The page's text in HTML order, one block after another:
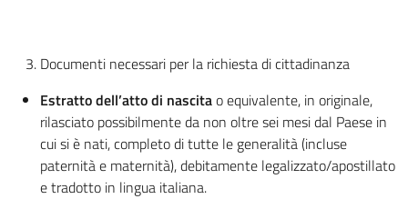
Documenti necessari per la richiesta di cittadinanza
Estratto dell’atto di nascitao equivalente, in originale,
rilasciato possibilmente da non oltre sei mesi dal Paese in
cui si è nati, completo di tutte le generalità (incluse
paternità e maternità), debitamente legalizzato/apostillato
e tradotto in lingua italiana.